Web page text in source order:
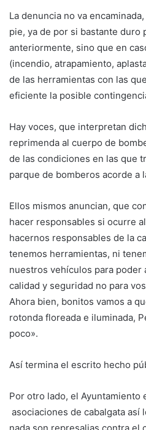
La denuncia no va
pie, ya de por si bastante duro
anteriormente, sino que en
(incendio, atrapamiento,
de las herramientas con las
eficiente la posible
Hay voces, que interpretan
reprimenda al cuerpo de
de las condiciones en las que
parque de bomberos acorde a
Ellos mismos anuncian, que
hacer responsables si ocurre
hacernos responsables de la
tenemos herramientas, ni
nuestros vehículos para
calidad y seguridad no para
Ahora bien, bonitos vamos a
rotonda floreada e iluminada,
poco».
Así termina el escrito hecho
Por otro lado, el Ayuntamiento
asociaciones de cabalgata